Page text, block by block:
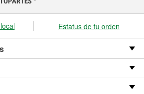
Estatus de tu orden